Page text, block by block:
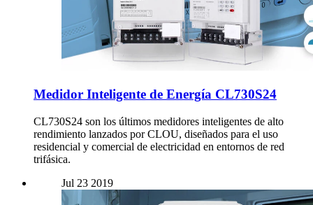
Medidor Inteligente de Energía CL730S24
CL730S24 son los últimos medidores inteligentes de alto
rendimiento lanzados por CLOU, diseñados para el uso
residencial y comercial de electricidad en entornos de red
trifásica.
Jul 23 2019